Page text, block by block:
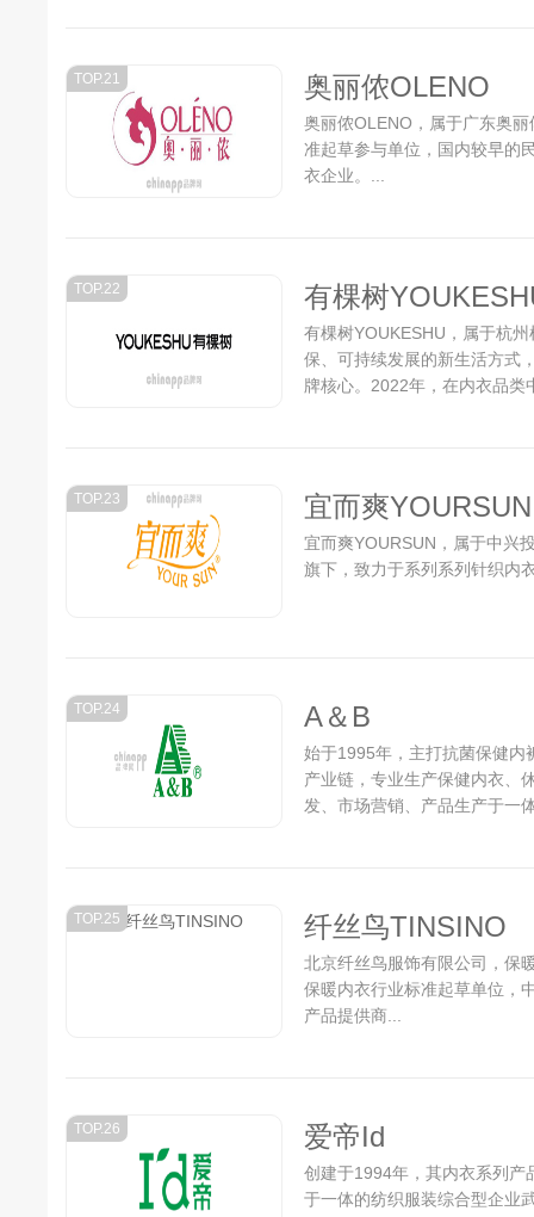
TOP.21 奥丽侬OLENO
奥丽侬OLENO，属于广东奥
准起草参与单位，国内较早的
衣企业。...
TOP.22 有棵树
有棵树YOUKESHU，属于杭
保、可持续发展的新生活方式
牌核心。2022年，在内衣品
TOP.23 宜而爽YOURSUN
宜而爽YOURSUN，属于中兴
旗下，致力于系列系列针织内
TOP.24 A＆B
始于1995年，主打抗菌保健内
产业链，专业生产保健内衣、
发、市场营销、产品生产于一
TOP.25 纤丝鸟TINSINO
北京纤丝鸟服饰有限公司，保
保暖内衣行业标准起草单位，
产品提供商...
TOP.26 爱帝Id
创建于1994年，其内衣系列产
于一体的纺织服装综合型企业